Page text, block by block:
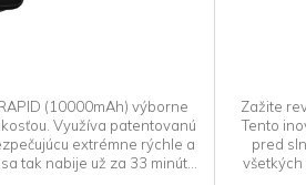
(10000mAh) výborne
Využíva patentovanú
extrémne rýchle a
tak nabije už za 33 minút.
Zažite
Tento
pred